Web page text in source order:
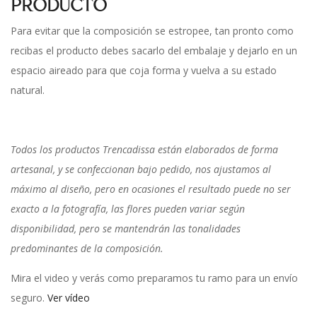
PRODUCTO
Para evitar que la composición se estropee, tan pronto como
recibas el producto debes sacarlo del embalaje y dejarlo en un
espacio aireado para que coja forma y vuelva a su estado
natural.
Todos los productos Trencadissa están elaborados de forma
artesanal, y se confeccionan bajo pedido, nos ajustamos al
máximo al diseño, pero en ocasiones el resultado puede no ser
exacto a la fotografía, las flores pueden variar según
disponibilidad, pero se mantendrán las tonalidades
predominantes de la composición.
Mira el video y verás como preparamos tu ramo para un envío
seguro. Ver vídeo